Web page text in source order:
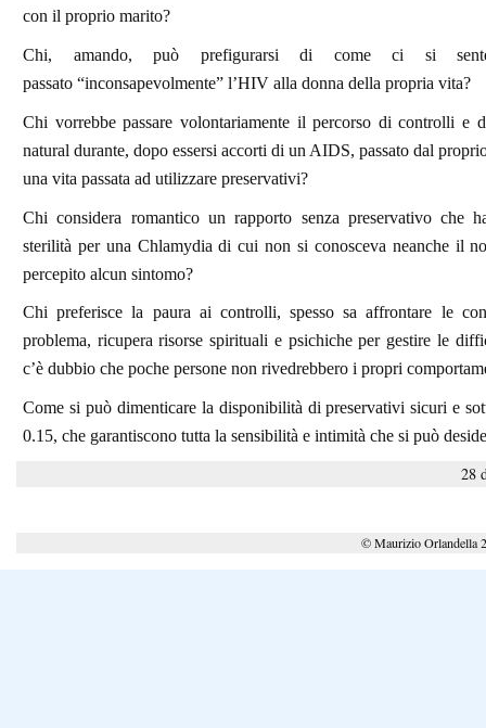
con il proprio marito?
Chi, amando, può prefigurarsi di come ci si
passato “inconsapevolmente” l’HIV alla donna della propria vita?
Chi vorrebbe passare volontariamente il percorso di controlli e
natural durante, dopo essersi accorti di un AIDS, passato dal
una vita passata ad utilizzare preservativi?
Chi considera romantico un rapporto senza preservativo che
sterilità per una Chlamydia di cui non si conosceva neanche il
percepito alcun sintomo?
Chi preferisce la paura ai controlli, spesso sa affrontare le
problema, ricupera risorse spirituali e psichiche per gestire le
c’è dubbio che poche persone non rivedrebbero i propri
Come si può dimenticare la disponibilità di preservativi sicuri e
0.15, che garantiscono tutta la sensibilità e intimità che si può
28
© Maurizio Orlandella